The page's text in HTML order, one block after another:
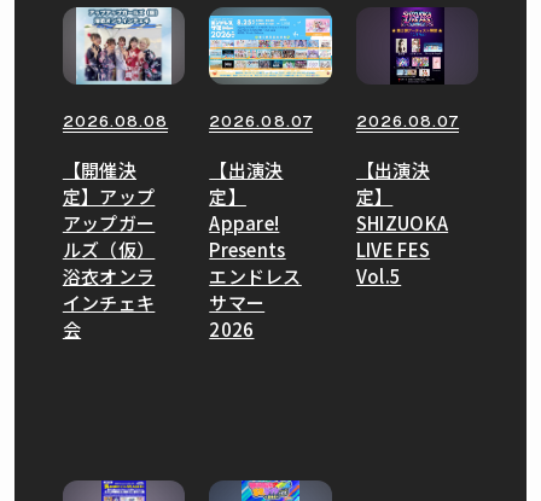
2026.08.08
【開催決
定】アップ
アップガー
ルズ（仮）
浴衣オンラ
インチェキ
会
2026.08.07
【出演決
定】
Appare!
Presents
エンドレス
サマー
2026
2026.08.07
【出演決
定】
SHIZUOKA
LIVE FES
Vol.5